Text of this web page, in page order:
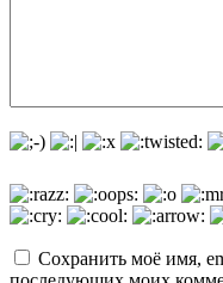
Сохранить моё имя,